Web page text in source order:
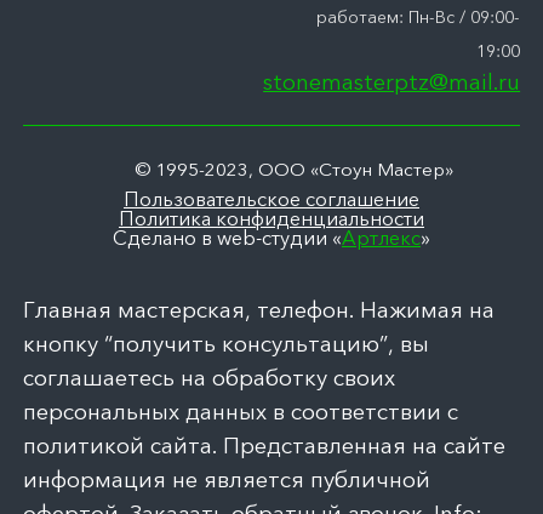
работаем: Пн-Вс / 09:00-
19:00
stonemasterptz@mail.ru
© 1995-2023, ООО «Стоун Мастер»
Пользовательское соглашение
Политика конфиденциальности
Сделано в web-студии «Артлекс»
Главная мастерская, телефон. Нажимая на
кнопку “получить консультацию”, вы
соглашаетесь на обработку своих
персональных данных в соответствии с
политикой сайта. Представленная на сайте
информация не является публичной